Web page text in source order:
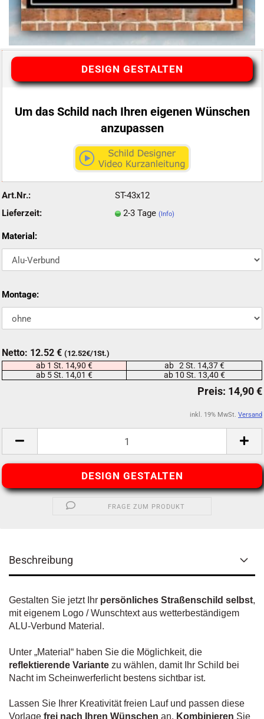
DESIGN GESTALTEN
Um das Schild nach Ihren eigenen Wünschen
anzupassen
Art.Nr.:
ST-43x12
Lieferzeit:
2-3 Tage (Info)
Material:
Montage:
Netto: 12.52 € (12.52€/1St.)
ab 1 St. 14,90 €
ab 2 St. 14,37 €
ab 5 St. 14,01 €
ab 10 St. 13,40 €
inkl. 19% MwSt. Versand
DESIGN GESTALTEN
FRAGE ZUM PRODUKT
Beschreibung
Gestalten Sie jetzt Ihr persönliches Straßenschild selbst,
mit eigenem Logo / Wunschtext aus wetterbeständigem
ALU-Verbund Material.
Unter „Material“ haben Sie die Möglichkeit, die
reflektierende Variante zu wählen, damit Ihr Schild bei
Nacht im Scheinwerferlicht bestens sichtbar ist.
Lassen Sie Ihrer Kreativität freien Lauf und passen diese
Vorlage frei nach Ihren Wünschen an. Kombinieren Sie